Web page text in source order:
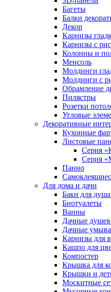
Багеты
Балки
Декор
Карнизы
Карнизы с
Колонны и
Менсоль
Молдинги
Молдинги с
Обрамление
Пилястры
Розетки
Угловые
Декоративные
Кухонные
Листовые
Серия
Серия
Панно
Для дома и дачи
Баки для душа
Биотуалеты
Ванны
Дачные
Дачные
Карнизы для
Кашпо для
Компостер
Крышка для
Крышки и
Москитные